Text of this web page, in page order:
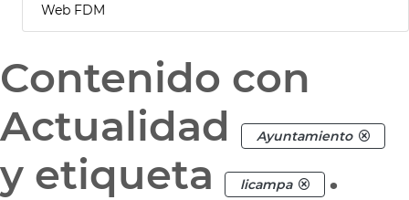
Web FDM
Contenido con
Actualidad
Ayuntamiento
y etiqueta licampa .